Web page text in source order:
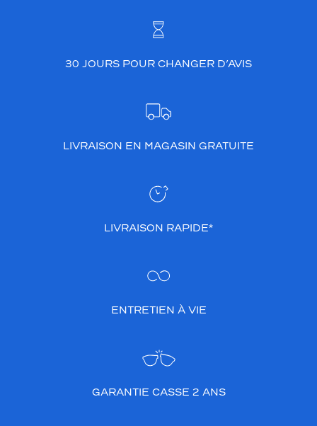
30 JOURS POUR CHANGER D’AVIS
LIVRAISON EN MAGASIN GRATUITE
LIVRAISON RAPIDE*
ENTRETIEN À VIE
GARANTIE CASSE 2 ANS